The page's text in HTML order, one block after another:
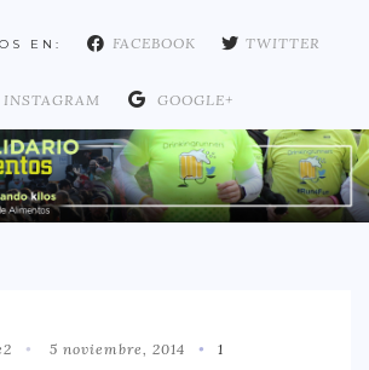
EN: FACEBOOK TWITTER
INSTAGRAM GOOGLE+
5 noviembre, 2014
1